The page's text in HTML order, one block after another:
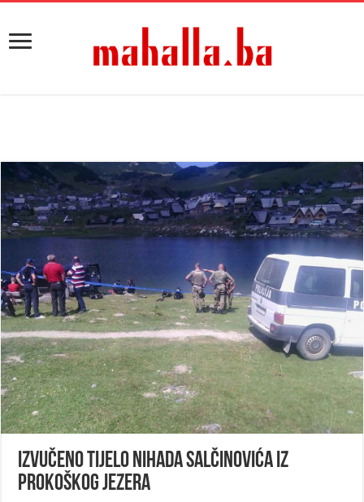
Izvučeno tijelo Nihada Salčinovića iz
Prokoškog jezera